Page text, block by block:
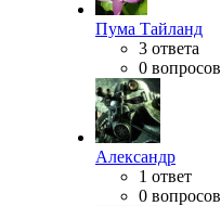
Пума Тайланд
3 ответа
0 вопросов
Александр
1 ответ
0 вопросов